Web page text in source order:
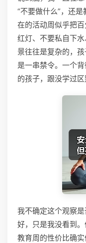
“不要做什么”，还
在的活动周似乎把
红灯、不要私自下
景往往是复杂的，
是一串禁令。一个
的孩子，跟没学过区
我不确定这个观察
好，只是我没看到
教育周的性价比确